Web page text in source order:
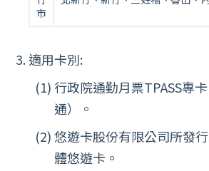
市
適用卡別:
行政院通勤月票TPASS專
通）。
悠遊卡股份有限公司所發
體悠遊卡。